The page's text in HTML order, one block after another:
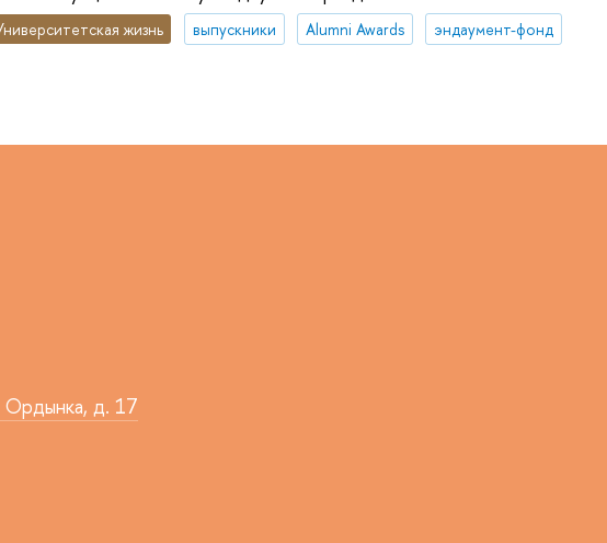
жизнь выпускники Alumni Awards эндаумент-фонд
Ордынка, д. 17